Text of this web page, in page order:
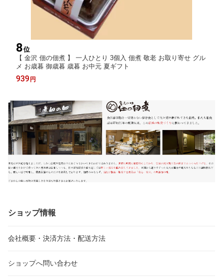
8位
【 金沢 佃の佃煮 】 一人ひとり 3個入 佃煮 敬老 お取り寄せ グル
メ お歳暮 御歳暮 歳暮 お中元 夏ギフト
939 円
ショップ情報
会社概要・決済方法・配送方法
ショップへ問い合わせ